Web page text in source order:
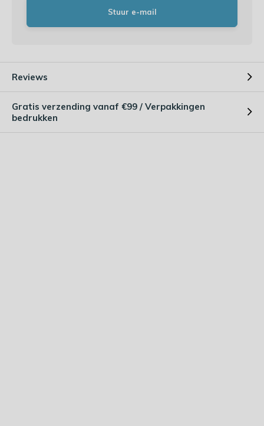
Stuur e-mail
Reviews
Gratis verzending vanaf €99 / Verpakkingen
bedrukken